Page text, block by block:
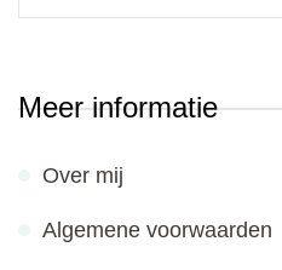
Meer informatie
Over mij
Algemene voorwaarden